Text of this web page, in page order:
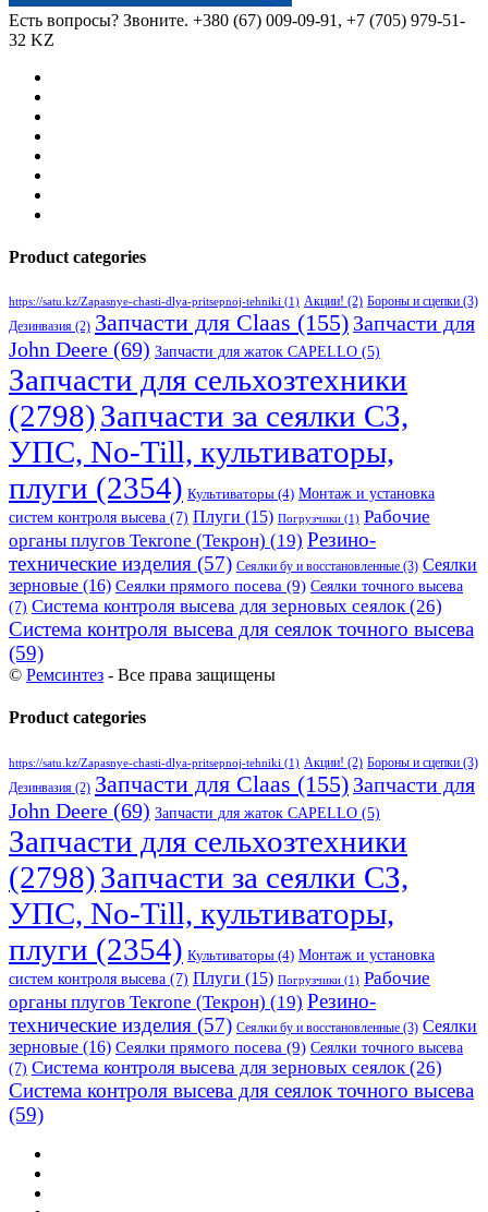
Есть вопросы? Звоните. +380 (67) 009-09-91, +7 (705) 979-51-
32 KZ
Product categories
https://satu.kz/Zapasnye-chasti-dlya-pritsepnoj-tehniki (1) Акции! (2) Бороны и сцепки (3)
Дезинвазия (2) Запчасти для Claas (155) Запчасти для
John Deere (69) Запчасти для жаток CAPELLO (5)
Запчасти для сельхозтехники
(2798)Запчасти за сеялки СЗ,
УПС, No-Till, культиваторы,
плуги (2354) Культиваторы (4) Монтаж и установка
систем контроля высева (7) Плуги (15) Погрузчики (1) Рабочие
органы плугов Текrоne (Текрон) (19) Резино-
технические изделия (57) Сеялки бу и восстановленные (3) Сеялки
зерновые (16) Сеялки прямого посева (9) Сеялки точного высева
(7) Система контроля высева для зерновых сеялок(26)
Система контроля высева для сеялок точного высева
(59)
© Ремсинтез - Все права защищены
Product categories
https://satu.kz/Zapasnye-chasti-dlya-pritsepnoj-tehniki (1) Акции! (2) Бороны и сцепки (3)
Дезинвазия (2) Запчасти для Claas (155) Запчасти для
John Deere (69) Запчасти для жаток CAPELLO (5)
Запчасти для сельхозтехники
(2798)Запчасти за сеялки СЗ,
УПС, No-Till, культиваторы,
плуги (2354) Культиваторы (4) Монтаж и установка
систем контроля высева (7) Плуги (15) Погрузчики (1) Рабочие
органы плугов Текrоne (Текрон) (19) Резино-
технические изделия (57) Сеялки бу и восстановленные (3) Сеялки
зерновые (16) Сеялки прямого посева (9) Сеялки точного высева
(7) Система контроля высева для зерновых сеялок (26)
Система контроля высева для сеялок точного высева
(59)